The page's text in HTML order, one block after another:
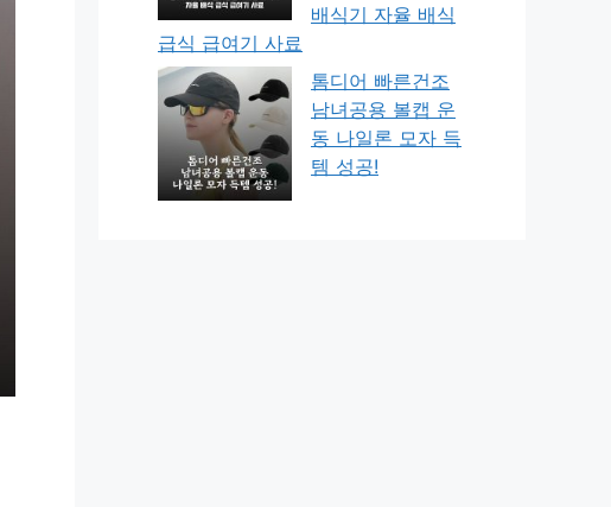
배식기 자율 배식
급식 급여기 사료
톰디어 빠른건조
남녀공용 볼캡 운
동 나일론 모자 득
템 성공!